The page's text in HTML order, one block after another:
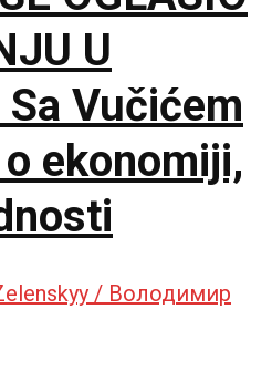
U
Sa Vučićem
ekonomiji,